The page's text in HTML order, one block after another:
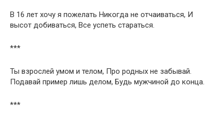
В 16 лет хочу я пожелать Никогда не отчаиваться, И
высот добиваться, Все успеть стараться.
***
Ты взрослей умом и телом, Про родных не забывай.
Подавай пример лишь делом, Будь мужчиной до конца.
***